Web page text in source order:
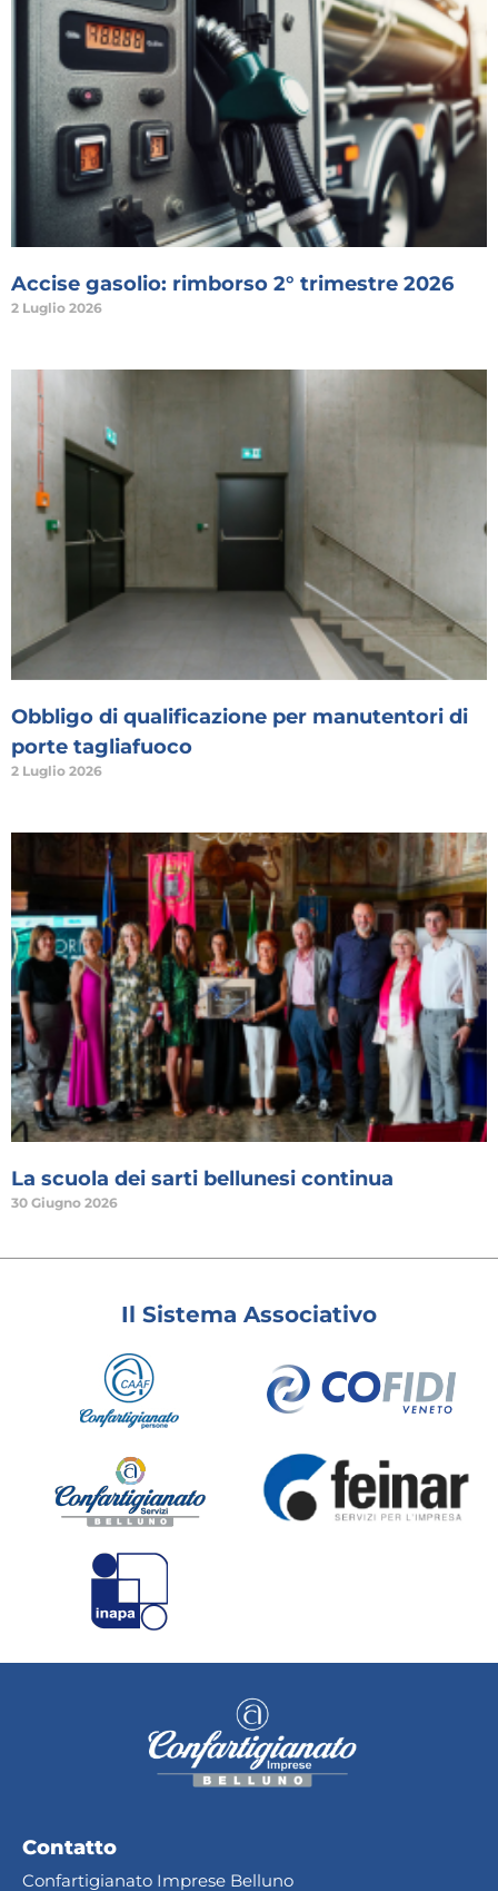
Accise gasolio: rimborso 2° trimestre 2026
2 Luglio 2026
Obbligo di qualificazione per manutentori di
porte tagliafuoco
2 Luglio 2026
La scuola dei sarti bellunesi continua
30 Giugno 2026
Il Sistema Associativo
Contatto
Confartigianato Imprese Belluno